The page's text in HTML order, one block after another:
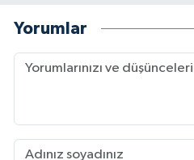
Yorumlar